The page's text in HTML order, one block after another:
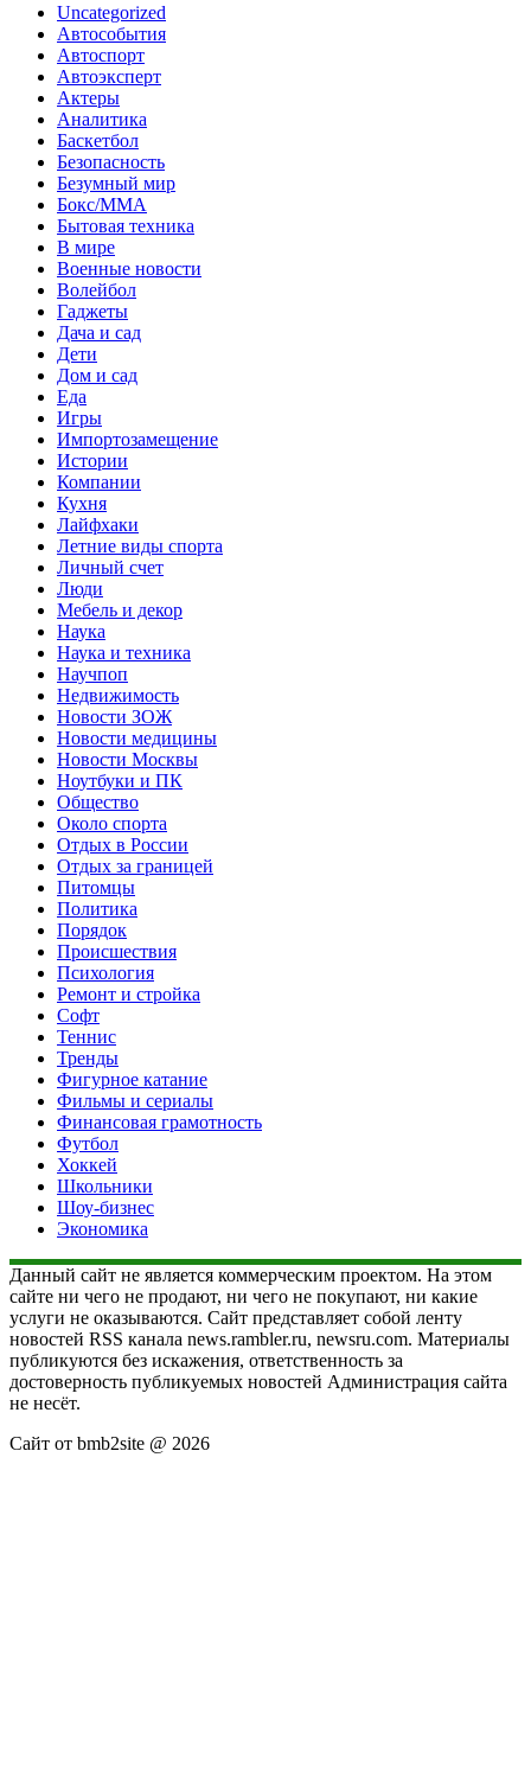
Uncategorized
Автособытия
Автоспорт
Автоэксперт
Актеры
Аналитика
Баскетбол
Безопасность
Безумный мир
Бокс/MMA
Бытовая техника
В мире
Военные новости
Волейбол
Гаджеты
Дача и сад
Дети
Дом и сад
Еда
Игры
Импортозамещение
Истории
Компании
Кухня
Лайфхаки
Летние виды спорта
Личный счет
Люди
Мебель и декор
Наука
Наука и техника
Научпоп
Недвижимость
Новости ЗОЖ
Новости медицины
Новости Москвы
Ноутбуки и ПК
Общество
Около спорта
Отдых в России
Отдых за границей
Питомцы
Политика
Порядок
Происшествия
Психология
Ремонт и стройка
Софт
Теннис
Тренды
Фигурное катание
Фильмы и сериалы
Финансовая грамотность
Футбол
Хоккей
Школьники
Шоу-бизнес
Экономика
Данный сайт не является коммерческим проектом. На этом
сайте ни чего не продают, ни чего не покупают, ни какие
услуги не оказываются. Сайт представляет собой ленту
новостей RSS канала news.rambler.ru, newsru.com. Материалы
публикуются без искажения, ответственность за
достоверность публикуемых новостей Администрация сайта
не несёт.
Сайт от bmb2site @ 2026